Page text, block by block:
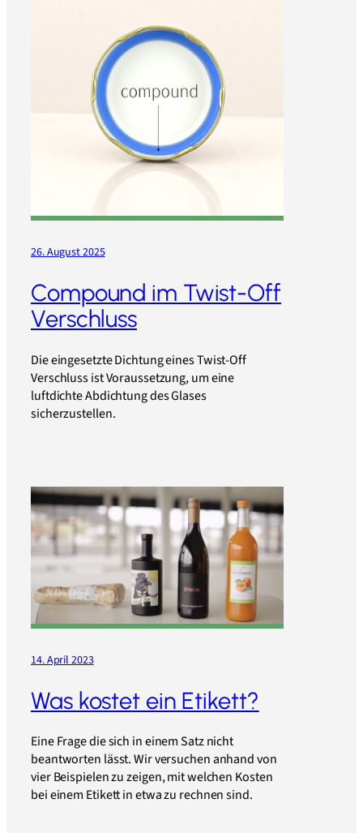
26. August 2025
Compound im Twist-Off
Verschluss
Die eingesetzte Dichtung eines Twist-Off
Verschluss ist Voraussetzung, um eine
luftdichte Abdichtung des Glases
sicherzustellen.
14. April 2023
Was kostet ein Etikett?
Eine Frage die sich in einem Satz nicht
beantworten lässt. Wir versuchen anhand von
vier Beispielen zu zeigen, mit welchen Kosten
bei einem Etikett in etwa zu rechnen sind.